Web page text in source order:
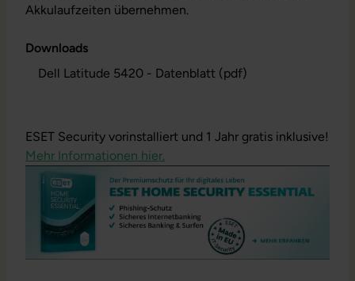
Akkulaufzeiten übernehmen.
Downloads
Dell Latitude 5420 - Datenblatt (pdf)
ESET Security vorinstalliert und 1 Jahr gratis inklusive!
Mehr Informationen hier.